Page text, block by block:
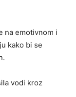
na emotivnom i
kako bi se
vodi kroz